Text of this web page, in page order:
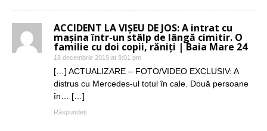
ACCIDENT LA VIȘEU DE JOS: A intrat cu
mașina într-un stâlp de lângă cimitir. O
familie cu doi copii, răniți | Baia Mare 24
18 decembrie 2019 at 9:01 pm
[…] ACTUALIZARE – FOTO/VIDEO EXCLUSIV: A
distrus cu Mercedes-ul totul în cale. Două persoane
în… […]
Răspundeți